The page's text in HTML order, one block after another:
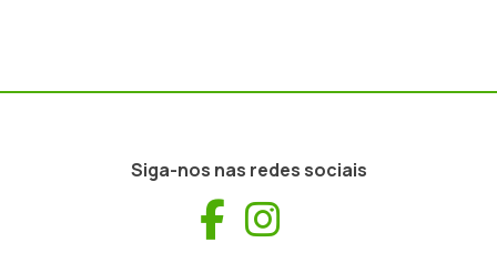
Siga-nos nas redes sociais
Facebook